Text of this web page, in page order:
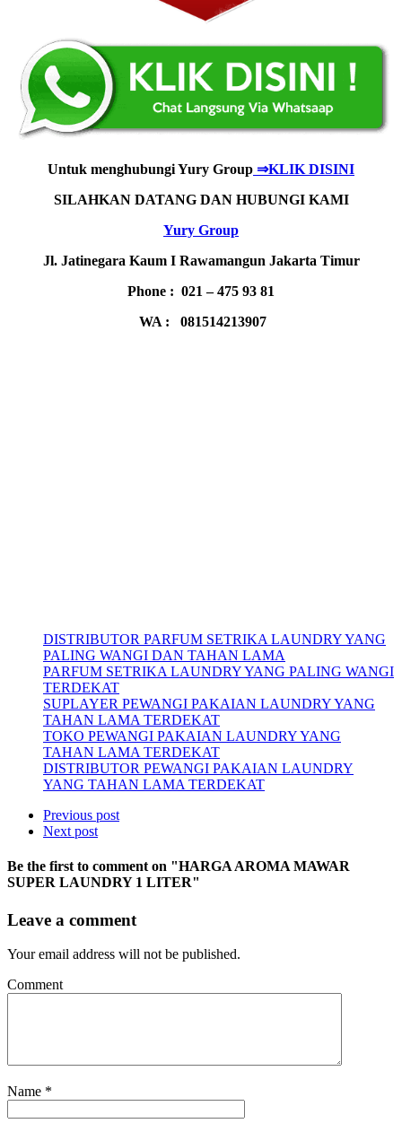
Untuk menghubungi Yury Group ⇒KLIK DISINI
SILAHKAN DATANG DAN HUBUNGI KAMI
Yury Group
Jl. Jatinegara Kaum I Rawamangun Jakarta Timur
Phone : 021 – 475 93 81
WA : 081514213907
DISTRIBUTOR PARFUM SETRIKA LAUNDRY YANG
PALING WANGI DAN TAHAN LAMA
PARFUM SETRIKA LAUNDRY YANG PALING WANGI
TERDEKAT
SUPLAYER PEWANGI PAKAIAN LAUNDRY YANG
TAHAN LAMA TERDEKAT
TOKO PEWANGI PAKAIAN LAUNDRY YANG
TAHAN LAMA TERDEKAT
DISTRIBUTOR PEWANGI PAKAIAN LAUNDRY
YANG TAHAN LAMA TERDEKAT
Previous post
Next post
Be the first to comment on "HARGA AROMA MAWAR
SUPER LAUNDRY 1 LITER"
Leave a comment
Your email address will not be published.
Comment
Name *